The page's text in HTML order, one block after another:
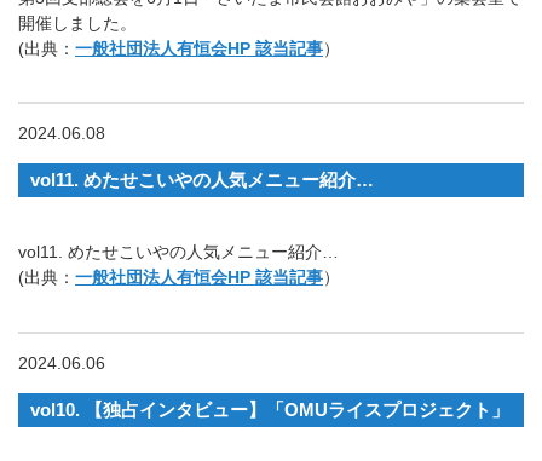
開催しました。
(出典： 一般社団法人有恒会HP 該当記事）
2024.06.08
vol11. めたせこいやの人気メニュー紹介…
vol11. めたせこいやの人気メニュー紹介…
(出典： 一般社団法人有恒会HP 該当記事）
2024.06.06
vol10. 【独占インタビュー】「OMUライスプロジェクト」